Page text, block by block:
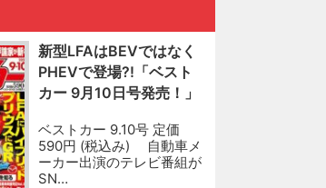
新型LFAはBEVではなく
PHEVで登場?!「ベスト
カー 9月10日号発売！」
ベストカー 9.10号 定価
590円 (税込み) 自動車メ
ーカー出演のテレビ番組が
SN…